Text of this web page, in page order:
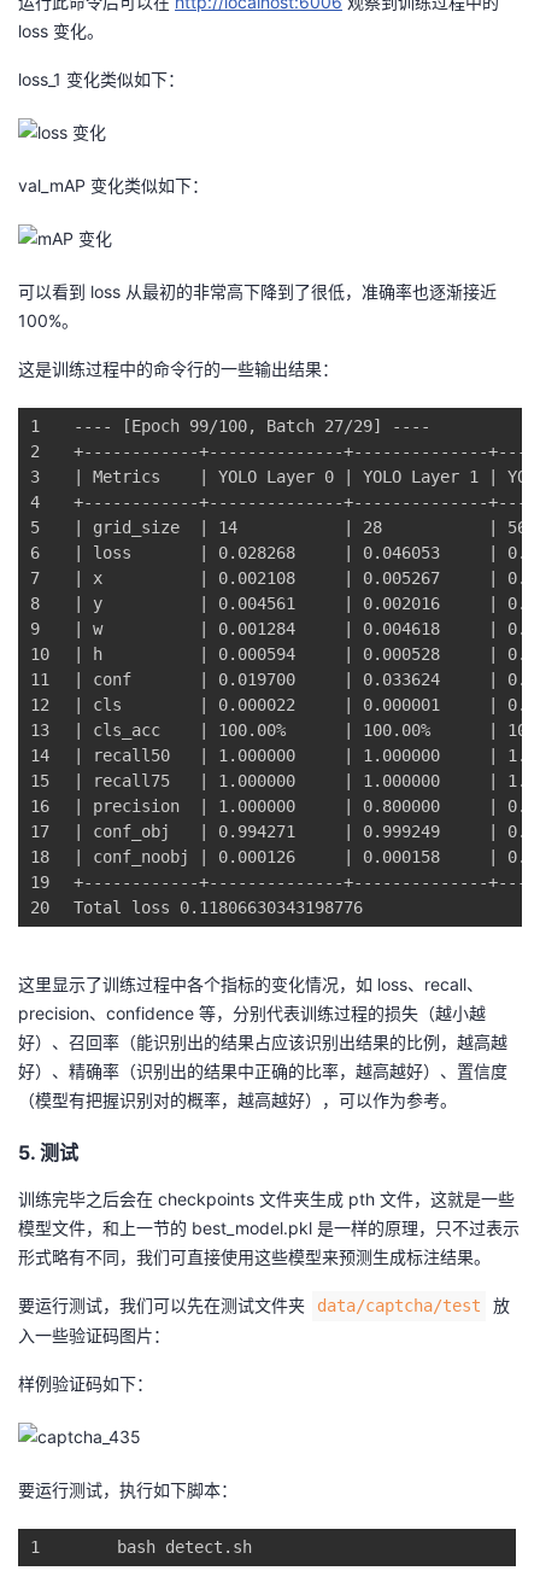
loss 变化。
loss_1 变化类似如下：
val_mAP 变化类似如下：
可以看到 loss 从最初的非常高下降到了很低，准确率也逐渐接近
100%。
这是训练过程中的命令行的一些输出结果：
1
2
3
4
5
6
7
8
9
10
11
12
13
14
15
16
17
18
19
20
---- [Epoch 99/100, Batch 27/29] ----
+------------+--------------+--------------
Metrics YOLO Layer 0 YOLO Layer 1
+------------+--------------+--------------
grid_size 14 28
loss 0.028268 0.046053
x 0.002108 0.005267
y 0.004561 0.002016
w 0.001284 0.004618
h 0.000594 0.000528
conf 0.019700 0.033624
cls 0.000022 0.000001
cls_acc 100.00% 100.00%
recall50 1.000000 1.000000
recall75 1.000000 1.000000
precision 1.000000 0.800000
conf_obj 0.994271 0.999249
conf_noobj 0.000126 0.000158
+------------+--------------+--------------
Total loss 0.11806630343198776
这里显示了训练过程中各个指标的变化情况，如 loss、recall、
precision、confidence 等，分别代表训练过程的损失（越小越
好）、召回率（能识别出的结果占应该识别出结果的比例，越高越
好）、精确率（识别出的结果中正确的比率，越高越好）、置信度
（模型有把握识别对的概率，越高越好），可以作为参考。
5. 测试
训练完毕之后会在 checkpoints 文件夹生成 pth 文件，这就是一些
模型文件，和上一节的 best_model.pkl 是一样的原理，只不过表示
形式略有不同，我们可直接使用这些模型来预测生成标注结果。
要运行测试，我们可以先在测试文件夹 data/captcha/test
放
入一些验证码图片：
样例验证码如下：
要运行测试，执行如下脚本：
1 bash detect.sh